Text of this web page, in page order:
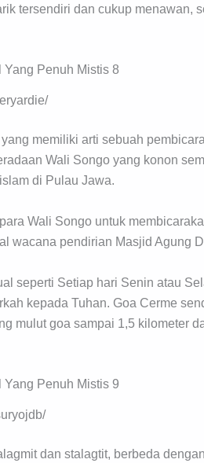
tersendiri dan cukup menawan,
memiliki arti sebuah
Wali Songo yang konon
di Pulau Jawa.
Wali Songo untuk
wacana pendirian Masjid Agung
seperti Setiap hari Senin atau
kepada Tuhan. Goa Cerme
mulut goa sampai 1,5 kilometer
dan stalagtit, berbeda